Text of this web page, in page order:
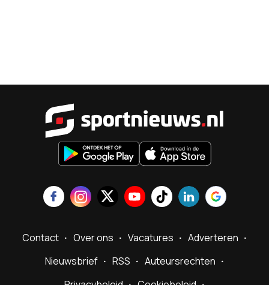
Contact Over ons Vacatures
Adverteren
Nieuwsbrief
RSS
Auteursrechten